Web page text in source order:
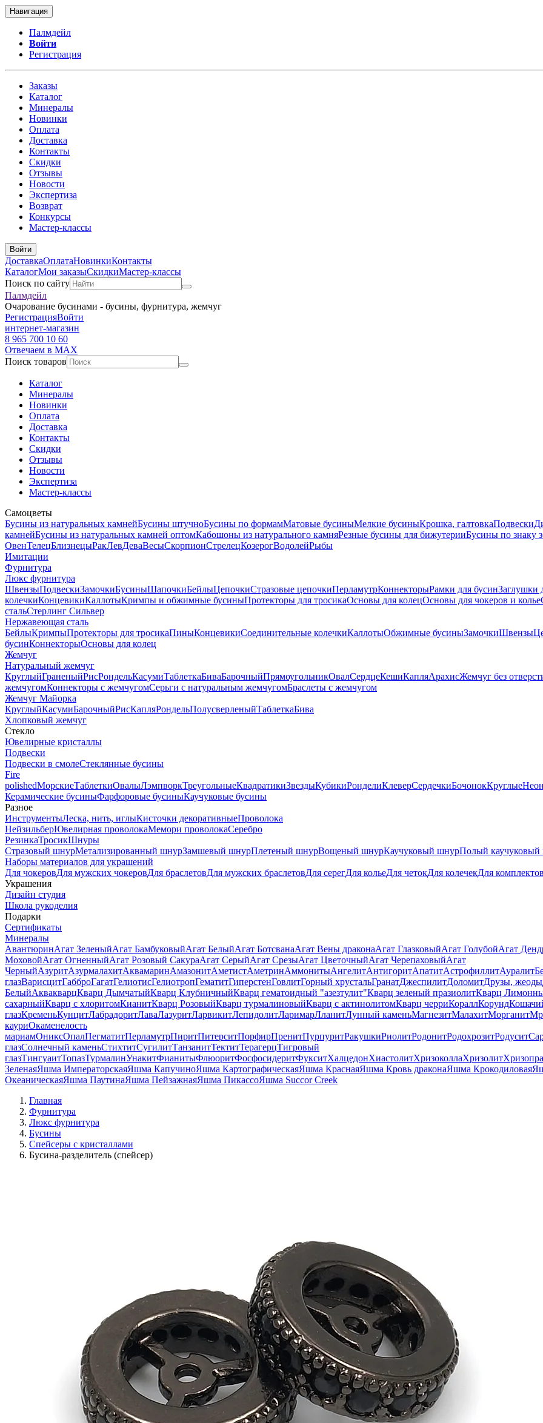
Навигация
Палмдейл
Войти
Регистрация
Заказы
Каталог
Минералы
Новинки
Оплата
Доставка
Контакты
Скидки
Отзывы
Новости
Экспертиза
Возврат
Конкурсы
Мастер-классы
Войти
ДоставкаОплатаНовинкиКонтакты
КаталогМои заказыСкидкиМастер-классы
Поиск по сайту
Палмдейл
Очарование бусинами - бусины, фурнитура, жемчуг
РегистрацияВойти
интернет-магазин
8 965 700 10 60
Отвечаем в MAX
Поиск товаров
Каталог
Минералы
Новинки
Оплата
Доставка
Контакты
Скидки
Отзывы
Новости
Экспертиза
Мастер-классы
Самоцветы
Бусины из натуральных камнейБусины штучноБусины по формамМатовые бусиныМелкие бусиныКрошка, галтовкаПодвески
камнейБусины из натуральных камней оптомКабошоны из натурального камняРезные бусины для бижутерииБусины по знаку
ОвенТелецБлизнецыРакЛевДеваВесыСкорпионСтрелецКозерогВодолейРыбы
Имитации
Фурнитура
Люкс фурнитура
ШвензыПодвескиЗамочкиБусиныШапочкиБейлыЦепочкиСтразовые цепочкиПерламутрКоннекторыРамки для бусинЗаглушки
колечкиКонцевикиКаллотыКримпы и обжимные бусиныПротекторы для тросикаОсновы для колецОсновы для чокеров и колье
стальСтерлинг Сильвер
Нержавеющая сталь
БейлыКримпыПротекторы для тросикаПиныКонцевикиСоединительные колечкиКаллотыОбжимные бусиныЗамочкиШвензы
бусинКоннекторыОсновы для колец
Жемчуг
Натуральный жемчуг
КруглыйГраненыйРисРондельКасумиТаблеткаБиваБарочныйПрямоугольникОвалСердцеКешиКапляАрахисЖемчуг без
жемчугомКоннекторы с жемчугомСерьги с натуральным жемчугомБраслеты с жемчугом
Жемчуг Майорка
КруглыйКасумиБарочныйРисКапляРондельПолусверленыйТаблеткаБива
Хлопковый жемчуг
Стекло
Ювелирные кристаллы
Подвески
Подвески в смолеСтеклянные бусины
Fire
polishedМорскиеТаблеткиОвалыЛэмпворкТреугольныеКвадратикиЗвездыКубикиРонделиКлеверСердечкиБочонокКруглые
Керамические бусиныФарфоровые бусиныКаучуковые бусины
Разное
ИнструментыЛеска, нить, иглыКисточки декоративныеПроволока
НейзильберЮвелирная проволокаМемори проволокаСеребро
РезинкаТросикШнуры
Стразовый шнурМетализированный шнурЗамшевый шнурПлетеный шнурВощеный шнурКаучуковый шнурПолый
Наборы материалов для украшений
Для чокеровДля мужских чокеровДля браслетовДля мужских браслетовДля серегДля кольеДля четокДля колечекДля
Украшения
Дизайн студия
Школа рукоделия
Подарки
Сертификаты
Минералы
АвантюринАгат ЗеленыйАгат БамбуковыйАгат БелыйАгат БотсванаАгат Вены драконаАгат ГлазковыйАгат ГолубойАгат
МоховойАгат ОгненныйАгат Розовый СакураАгат СерыйАгат СрезыАгат ЦветочныйАгат ЧерепаховыйАгат
ЧерныйАзуритАзурмалахитАквамаринАмазонитАметистАметринАммонитыАнгелитАнтигоритАпатитАстрофиллитАуралит
глазВарисцитГабброГагатГелиотисГелиотропГематитГиперстенГовлитГорный хрустальГранатДжеспилитДоломитДрузы, жеоды
БелыйАквакварцКварц ДымчатыйКварц КлубничныйКварц гематоидный "азезтулит"Кварц зеленый празиолитКварц
сахарныйКварц с хлоритомКианитКварц РозовыйКварц турмалиновыйКварц с актинолитомКварц черриКораллКорунд
глазКременьКунцитЛабрадоритЛаваЛазуритЛарвикитЛепидолитЛаримарЛланитЛунный каменьМагнезитМалахитМорганит
кауриОкаменелость
мариамОниксОпалПегматитПерламутрПиритПитерситПорфирПренитПурпуритРакушкиРиолитРодонитРодохрозитРодусит
глазСолнечный каменьСтихтитСугилитТанзанитТектитТерагерцТигровый
глазТингуаитТопазТурмалинУнакитФианитыФлюоритФосфосидеритФукситХалцедонХиастолитХризоколлаХризолит
ЗеленаяЯшма ИмператорскаяЯшма КапучиноЯшма КартографическаяЯшма КраснаяЯшма Кровь драконаЯшма Крокодиловая
ОкеаническаяЯшма ПаутинаЯшма ПейзажнаяЯшма ПикассоЯшма Succor Creek
Главная
Фурнитура
Люкс фурнитура
Бусины
Спейсеры с кристаллами
Бусина-разделитель (спейсер)